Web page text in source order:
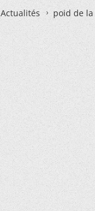
Actualités poid de